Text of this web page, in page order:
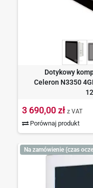
Dotykowy
Celeron N3350
3 690,00 zł z VAT
Porównaj produkt
Na zamówienie (czas